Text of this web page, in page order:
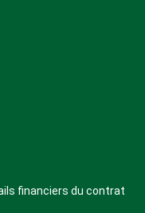
financiers du contrat